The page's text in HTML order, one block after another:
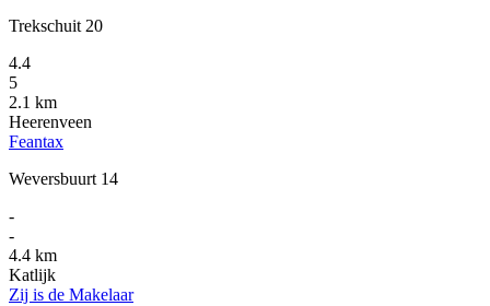
Trekschuit 20
4.4
5
2.1 km
Heerenveen
Feantax
Weversbuurt 14
-
-
4.4 km
Katlijk
Zij is de Makelaar